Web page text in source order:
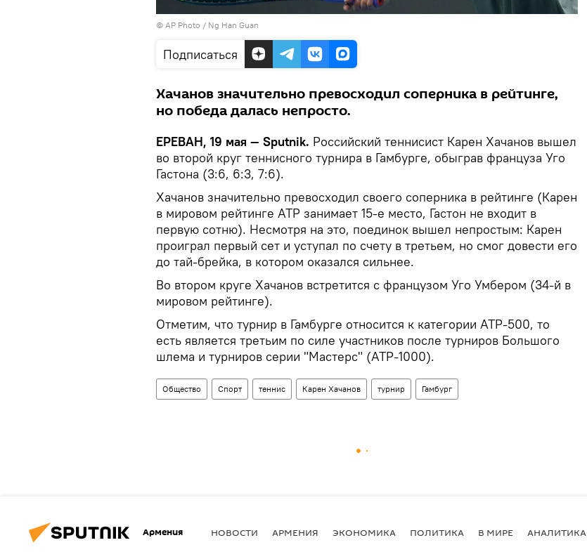
© AP Photo / Ng Han Guan
Подписаться
Хачанов значительно превосходил соперника в рейтинге,
но победа далась непросто.
ЕРЕВАН, 19 мая — Sputnik. Российский теннисист Карен Хачанов вышел
во второй круг теннисного турнира в Гамбурге, обыграв француза Уго
Гастона (3:6, 6:3, 7:6).
Хачанов значительно превосходил своего соперника в рейтинге (Карен
в мировом рейтинге ATP занимает 15-е место, Гастон не входит в
первую сотню). Несмотря на это, поединок вышел непростым: Карен
проиграл первый сет и уступал по счету в третьем, но смог довести его
до тай-брейка, в котором оказался сильнее.
Во втором круге Хачанов встретится с французом Уго Умбером (34-й в
мировом рейтинге).
Отметим, что турнир в Гамбурге относится к категории ATP-500, то
есть является третьим по силе участников после турниров Большого
шлема и турниров серии "Мастерс" (ATP-1000).
Общество Спорт теннис Карен Хачанов турнир Гамбург
Армения НОВОСТИ АРМЕНИЯ ЭКОНОМИКА ПОЛИТИКА В МИРЕ АНАЛИТИКА